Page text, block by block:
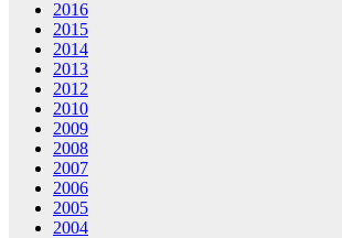
2016
2015
2014
2013
2012
2010
2009
2008
2007
2006
2005
2004